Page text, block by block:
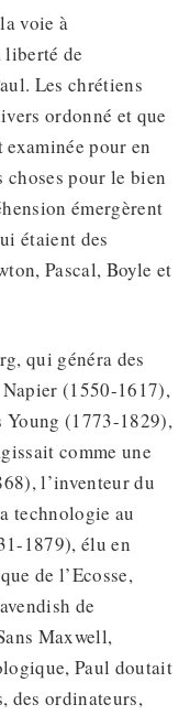
voie à
de
Les chrétiens
ordonné et que
pour en
pour le bien
émergèrent
étaient des
Pascal, Boyle et
qui généra des
(1550-1617),
Young (1773-1829),
comme une
l’inventeur du
technologie au
1879), élu en
de l’Ecosse,
de
Maxwell,
Paul doutait
des ordinateurs,